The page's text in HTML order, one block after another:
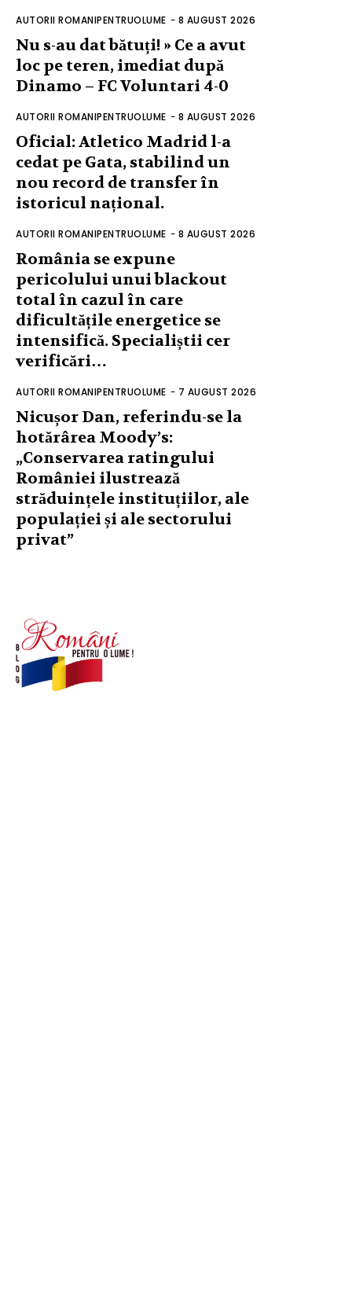
AUTORII ROMANIPENTRUOLUME - 8 AUGUST 2026
Nu s-au dat bătuți! » Ce a avut
loc pe teren, imediat după
Dinamo – FC Voluntari 4-0
AUTORII ROMANIPENTRUOLUME - 8 AUGUST 2026
Oficial: Atletico Madrid l-a
cedat pe Gata, stabilind un
nou record de transfer în
istoricul național.
AUTORII ROMANIPENTRUOLUME - 8 AUGUST 2026
România se expune
pericolului unui blackout
total în cazul în care
dificultățile energetice se
intensifică. Specialiștii cer
verificări…
AUTORII ROMANIPENTRUOLUME - 7 AUGUST 2026
Nicușor Dan, referindu-se la
hotărârea Moody’s:
„Conservarea ratingului
României ilustrează
străduințele instituțiilor, ale
populației și ale sectorului
privat”